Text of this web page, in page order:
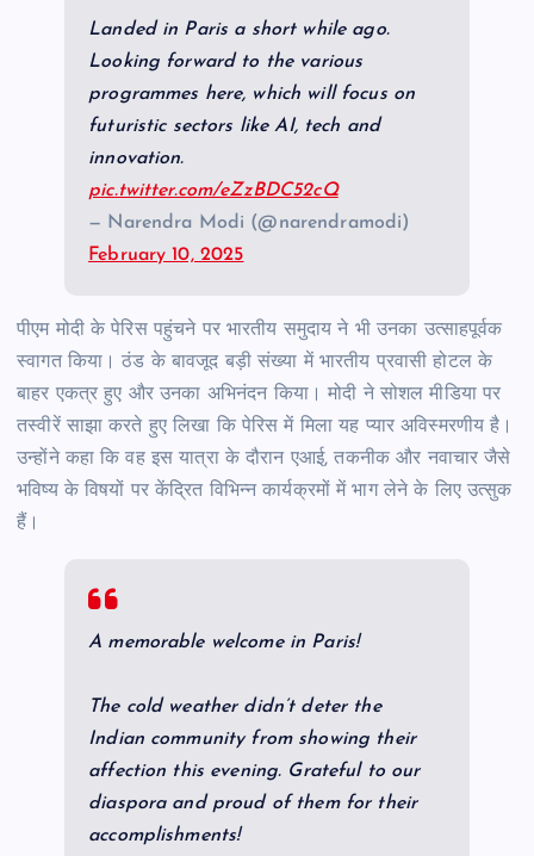
Landed in Paris a short while ago.
Looking forward to the various
programmes here, which will focus on
futuristic sectors like AI, tech and
innovation.
pic.twitter.com/eZzBDC52cQ
— Narendra Modi (@narendramodi)
February 10, 2025
पीएम मोदी के पेरिस पहुंचने पर भारतीय समुदाय ने भी उनका उत्साहपूर्वक
स्वागत किया। ठंड के बावजूद बड़ी संख्या में भारतीय प्रवासी होटल के
बाहर एकत्र हुए और उनका अभिनंदन किया। मोदी ने सोशल मीडिया पर
तस्वीरें साझा करते हुए लिखा कि पेरिस में मिला यह प्यार अविस्मरणीय है।
उन्होंने कहा कि वह इस यात्रा के दौरान एआई, तकनीक और नवाचार जैसे
भविष्य के विषयों पर केंद्रित विभिन्न कार्यक्रमों में भाग लेने के लिए उत्सुक
हैं।
A memorable welcome in Paris!
The cold weather didn’t deter the
Indian community from showing their
affection this evening. Grateful to our
diaspora and proud of them for their
accomplishments!